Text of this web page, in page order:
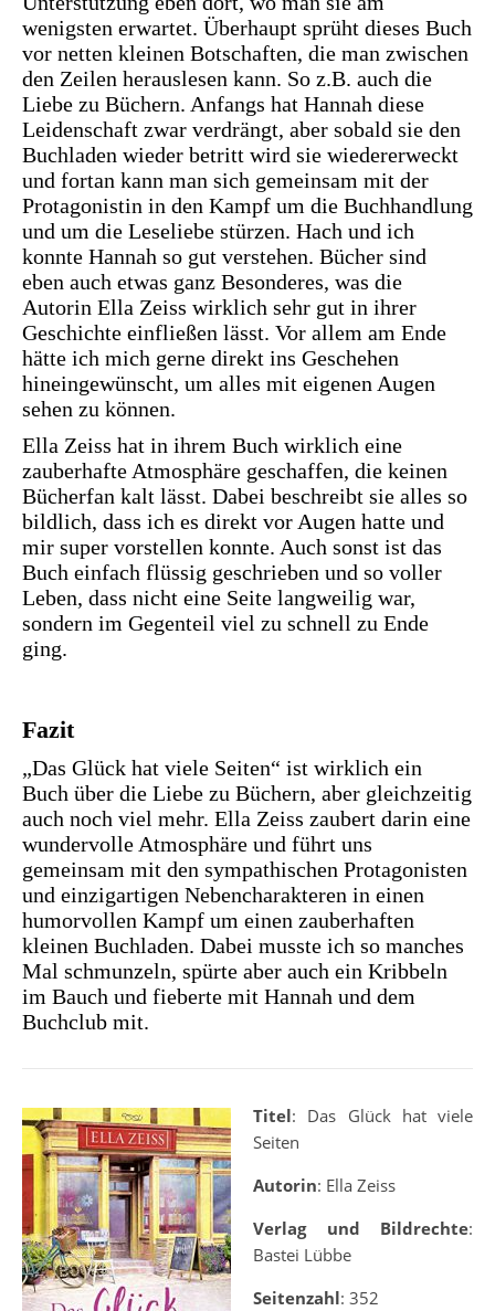
wenigsten erwartet. Überhaupt sprüht dieses Buch
vor netten kleinen Botschaften, die man zwischen
den Zeilen herauslesen kann. So z.B. auch die
Liebe zu Büchern. Anfangs hat Hannah diese
Leidenschaft zwar verdrängt, aber sobald sie den
Buchladen wieder betritt wird sie wiedererweckt
und fortan kann man sich gemeinsam mit der
Protagonistin in den Kampf um die Buchhandlung
und um die Leseliebe stürzen. Hach und ich
konnte Hannah so gut verstehen. Bücher sind
eben auch etwas ganz Besonderes, was die
Autorin Ella Zeiss wirklich sehr gut in ihrer
Geschichte einfließen lässt. Vor allem am Ende
hätte ich mich gerne direkt ins Geschehen
hineingewünscht, um alles mit eigenen Augen
sehen zu können.
Ella Zeiss hat in ihrem Buch wirklich eine
zauberhafte Atmosphäre geschaffen, die keinen
Bücherfan kalt lässt. Dabei beschreibt sie alles so
bildlich, dass ich es direkt vor Augen hatte und
mir super vorstellen konnte. Auch sonst ist das
Buch einfach flüssig geschrieben und so voller
Leben, dass nicht eine Seite langweilig war,
sondern im Gegenteil viel zu schnell zu Ende
ging.
Fazit
„Das Glück hat viele Seiten“ ist wirklich ein
Buch über die Liebe zu Büchern, aber gleichzeitig
auch noch viel mehr. Ella Zeiss zaubert darin eine
wundervolle Atmosphäre und führt uns
gemeinsam mit den sympathischen Protagonisten
und einzigartigen Nebencharakteren in einen
humorvollen Kampf um einen zauberhaften
kleinen Buchladen. Dabei musste ich so manches
Mal schmunzeln, spürte aber auch ein Kribbeln
im Bauch und fieberte mit Hannah und dem
Buchclub mit.
Titel: Das Glück hat viele
Seiten
Autorin: Ella Zeiss
Verlag und Bildrechte:
Bastei Lübbe
Seitenzahl: 352